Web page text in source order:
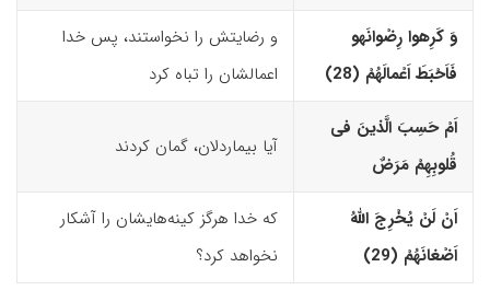
وَ کَرِهوا رِضْوانَهو
فَاَحْبَطَ اَعْمالَهُمْ (28)‏
و رضایتش را نخواستند، پس خدا
اعمالشان را تباه کرد
اَمْ حَسِبَ الَّذینَ فى
قُلوبِهِمْ مَرَضٌ
آیا بیماردلان، گمان کردند
اَنْ لَنْ یُخْرِجَ اللّهُ
اَضْغانَهُمْ (29)‏
که خدا هرگز کینه‌هایشان را آشکار
نخواهد‌ کرد؟